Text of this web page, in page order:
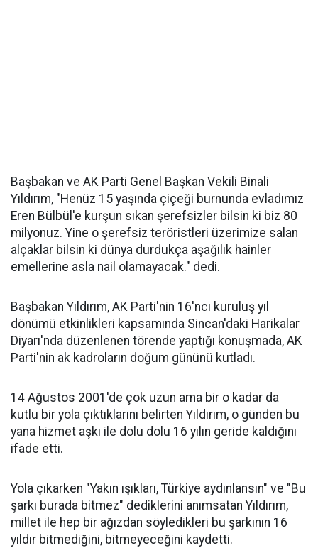
Başbakan ve AK Parti Genel Başkan Vekili Binali
Yıldırım, "Henüz 15 yaşında çiçeği burnunda evladımız
Eren Bülbül'e kurşun sıkan şerefsizler bilsin ki biz 80
milyonuz. Yine o şerefsiz teröristleri üzerimize salan
alçaklar bilsin ki dünya durdukça aşağılık hainler
emellerine asla nail olamayacak." dedi.
Başbakan Yıldırım, AK Parti'nin 16'ncı kuruluş yıl
dönümü etkinlikleri kapsamında Sincan'daki Harikalar
Diyarı'nda düzenlenen törende yaptığı konuşmada, AK
Parti'nin ak kadroların doğum gününü kutladı.
14 Ağustos 2001'de çok uzun ama bir o kadar da
kutlu bir yola çıktıklarını belirten Yıldırım, o günden bu
yana hizmet aşkı ile dolu dolu 16 yılın geride kaldığını
ifade etti.
Yola çıkarken "Yakın ışıkları, Türkiye aydınlansın" ve "Bu
şarkı burada bitmez" dediklerini anımsatan Yıldırım,
millet ile hep bir ağızdan söyledikleri bu şarkının 16
yıldır bitmediğini, bitmeyeceğini kaydetti.